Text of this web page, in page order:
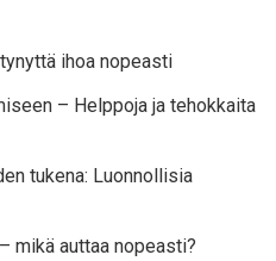
ihoa nopeasti
– Helppoja ja tehokkaita
tukena: Luonnollisia
mikä auttaa nopeasti?